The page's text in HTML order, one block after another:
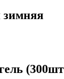
зимняя